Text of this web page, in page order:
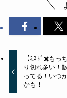
【ﾐｽﾄﾞ✖️もっ
り切れ多い！
ってる！いつ
かも！